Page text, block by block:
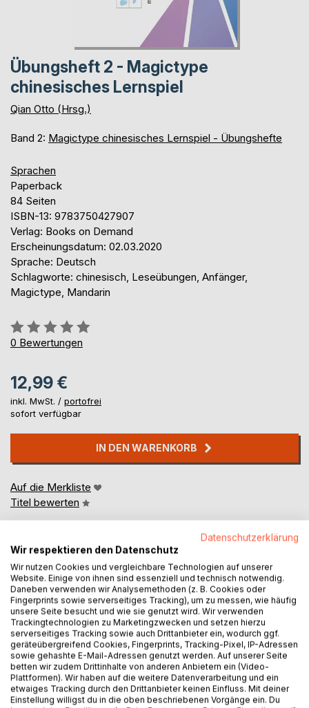
Übungsheft 2 - Magictype
chinesisches Lernspiel
Qian Otto (Hrsg.)
Band 2: Magictype chinesisches Lernspiel - Übungshefte
Sprachen
Paperback
84 Seiten
ISBN-13: 9783750427907
Verlag: Books on Demand
Erscheinungsdatum: 02.03.2020
Sprache: Deutsch
Schlagworte: chinesisch, Leseübungen, Anfänger,
Magictype, Mandarin
Bewertung::
0%
0 Bewertungen
12,99 €
inkl. MwSt. / portofrei
sofort verfügbar
IN DEN WARENKORB
Auf die Merkliste
Titel bewerten
BESCHREIBUNG
Magictype ist ein Lernspiel zum erlernen der Chinesischen
Schriftsprache. Dieses Übungsheft enthält Aufgaben zum
selbstständigen Lesen Üben.
Datenschutzerklärung
Wir respektieren den Datenschutz
Wir nutzen Cookies und vergleichbare Technologien auf unserer
Website. Einige von ihnen sind essenziell und technisch notwendig.
Daneben verwenden wir Analysemethoden (z. B. Cookies oder
Fingerprints sowie serverseitiges Tracking), um zu messen, wie häufig
unsere Seite besucht und wie sie genutzt wird. Wir verwenden
Trackingtechnologien zu Marketingzwecken und setzen hierzu
serverseitiges Tracking sowie auch Drittanbieter ein, wodurch ggf.
geräteübergreifend Cookies, Fingerprints, Tracking-Pixel, IP-Adressen
sowie gehashte E-Mail-Adressen genutzt werden. Auf unserer Seite
betten wir zudem Drittinhalte von anderen Anbietern ein (Video-
Plattformen). Wir haben auf die weitere Datenverarbeitung und ein
etwaiges Tracking durch den Drittanbieter keinen Einfluss. Mit deiner
Einstellung willigst du in die oben beschriebenen Vorgänge ein. Du